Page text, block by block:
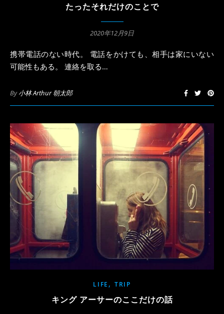
たったそれだけのことで
2020年12月9日
携帯電話のない時代。 電話をかけても、相手は家にいない
可能性もある。 連絡を取る…
By小林 Arthur 朝太郎
LIFE , TRIP
キング アーサーのここだけの話